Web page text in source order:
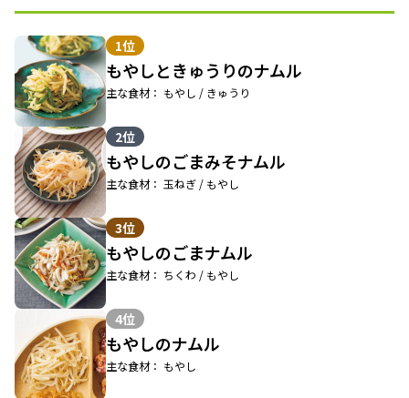
1位
もやしときゅうりのナムル
主な食材： もやし / きゅうり
2位
もやしのごまみそナムル
主な食材： 玉ねぎ / もやし
3位
もやしのごまナムル
主な食材： ちくわ / もやし
4位
もやしのナムル
主な食材： もやし